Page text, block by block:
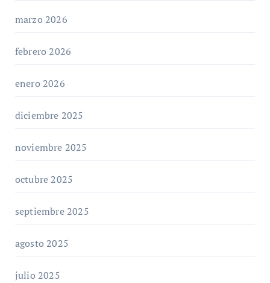
marzo 2026
febrero 2026
enero 2026
diciembre 2025
noviembre 2025
octubre 2025
septiembre 2025
agosto 2025
julio 2025